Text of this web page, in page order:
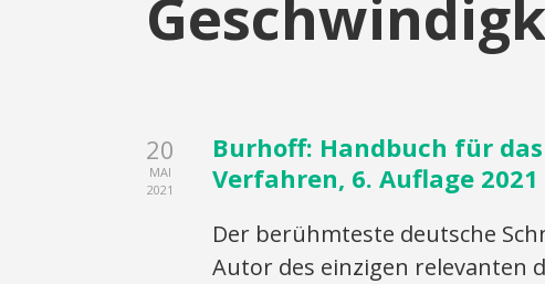
20
MAI
2021
Burhoff: Handbuch für
Verfahren, 6. Auflage 2021
Der berühmteste deutsche
Autor des einzigen relevanten